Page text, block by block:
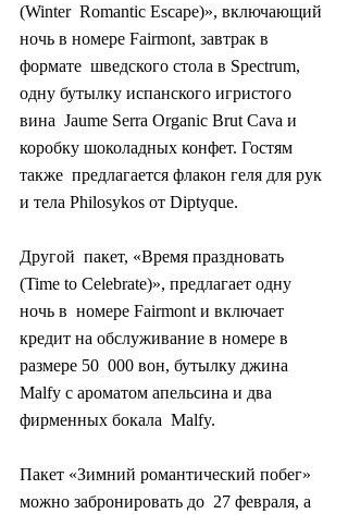
(Winter  Romantic Escape)», включающий
ночь в номере Fairmont, завтрак в
формате  шведского стола в Spectrum,
одну бутылку испанского игристого
вина  Jaume Serra Organic Brut Cava и
коробку шоколадных конфет. Гостям
также  предлагается флакон геля для рук
и тела Philosykos от Diptyque.
Другой  пакет, «Время праздновать
(Time to Celebrate)», предлагает одну
ночь в  номере Fairmont и включает
кредит на обслуживание в номере в
размере 50  000 вон, бутылку джина
Malfy с ароматом апельсина и два
фирменных бокала  Malfy.
Пакет «Зимний романтический побег»
можно забронировать до  27 февраля, а